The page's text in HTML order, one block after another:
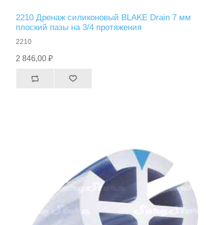
2210 Дренаж силиконовый BLAKE Drain 7 мм
плоский пазы на 3/4 протяжения
2210
2 846,00 ₽